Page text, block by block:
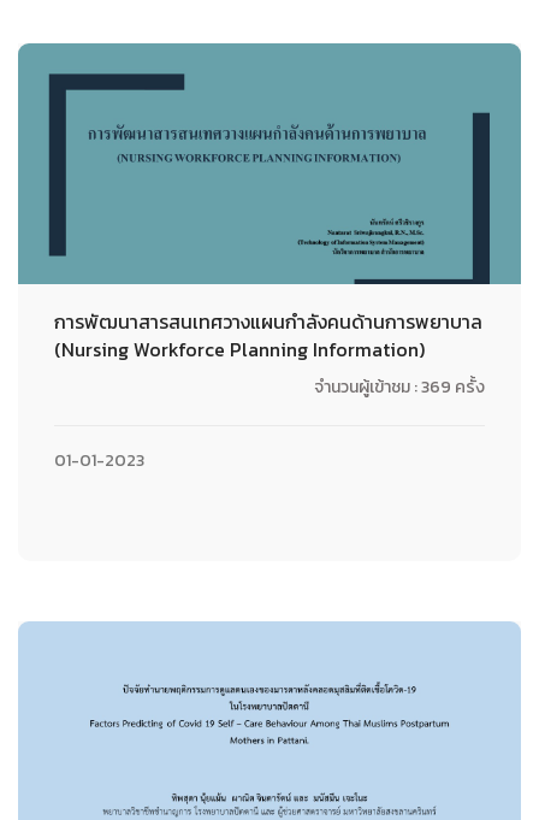
การพัฒนาสารสนเทศวางแผนกำลังคนด้านการพยาบาล
(Nursing Workforce Planning Information)
จำนวนผู้เข้าชม : 369 ครั้ง
01-01-2023